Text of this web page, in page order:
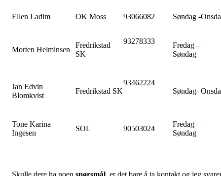
Ellen Ladim OK Moss 93066082 Søndag -
Morten Helminsen
Fredrikstad
SK
93278333
Fredag –
Søndag
Jan Edvin
Blomkvist
Fredrikstad SK
93462224
Søndag-
Tone Karina
Ingesen
SOL 90503024
Fredag –
Søndag